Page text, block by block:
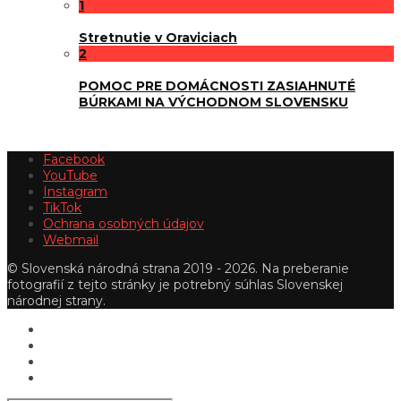
1
Stretnutie v Oraviciach
2
POMOC PRE DOMÁCNOSTI ZASIAHNUTÉ
BÚRKAMI NA VÝCHODNOM SLOVENSKU
Facebook
YouTube
Instagram
TikTok
Ochrana osobných údajov
Webmail
© Slovenská národná strana 2019 - 2026. Na preberanie
fotografií z tejto stránky je potrebný súhlas Slovenskej
národnej strany.